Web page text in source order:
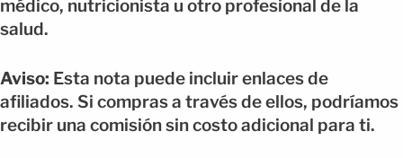
médico, nutricionista u otro profesional de la
salud.
Aviso: Esta nota puede incluir enlaces de
afiliados. Si compras a través de ellos, podríamos
recibir una comisión sin costo adicional para ti.